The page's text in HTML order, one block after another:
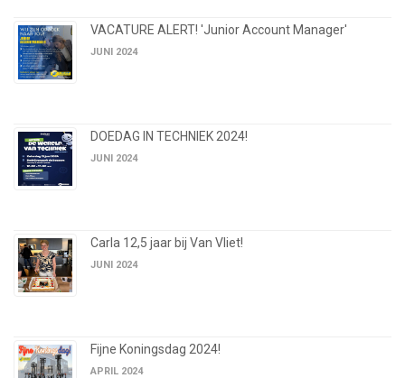
VACATURE ALERT! 'Junior Account Manager'
JUNI 2024
DOEDAG IN TECHNIEK 2024!
JUNI 2024
Carla 12,5 jaar bij Van Vliet!
JUNI 2024
Fijne Koningsdag 2024!
APRIL 2024